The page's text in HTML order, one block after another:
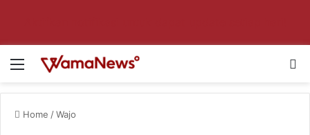
Menu
Home /Wajo